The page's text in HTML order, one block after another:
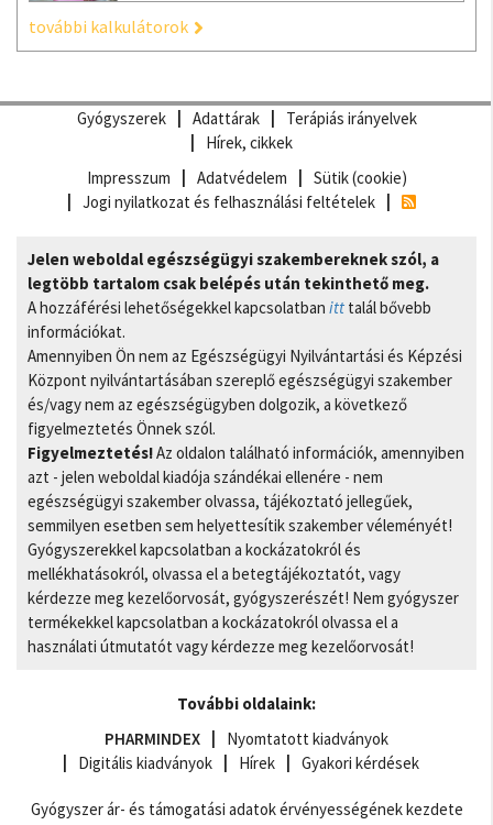
további kalkulátorok
Gyógyszerek Adattárak
Terápiás irányelvek
Hírek, cikkek
Impresszum
Adatvédelem
Sütik (cookie)
Jogi nyilatkozat és felhasználási feltételek
Jelen weboldal egészségügyi szakembereknek szól, a
legtöbb tartalom csak belépés után tekinthető meg.
A hozzáférési lehetőségekkel kapcsolatban itt talál bővebb
információkat.
Amennyiben Ön nem az Egészségügyi Nyilvántartási és Képzési
Központ nyilvántartásában szereplő egészségügyi szakember
és/vagy nem az egészségügyben dolgozik, a következő
figyelmeztetés Önnek szól.
Figyelmeztetés!Az oldalon található információk, amennyiben
azt - jelen weboldal kiadója szándékai ellenére - nem
egészségügyi szakember olvassa, tájékoztató jellegűek,
semmilyen esetben sem helyettesítik szakember véleményét!
Gyógyszerekkel kapcsolatban a kockázatokról és
mellékhatásokról, olvassa el a betegtájékoztatót, vagy
kérdezze meg kezelőorvosát, gyógyszerészét! Nem gyógyszer
termékekkel kapcsolatban a kockázatokról olvassa el a
használati útmutatót vagy kérdezze meg kezelőorvosát!
További oldalaink:
PHARMINDEX
Nyomtatott kiadványok
Digitális kiadványok
Hírek Gyakori kérdések
Gyógyszer ár- és támogatási adatok érvényességének kezdete